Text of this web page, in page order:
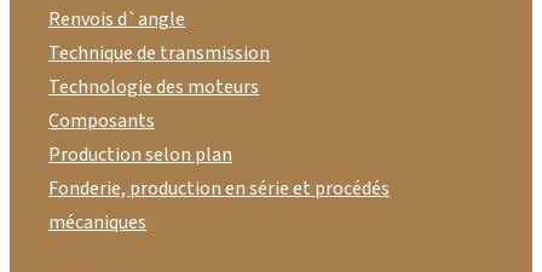
Renvois d`angle
Technique de transmission
Technologie des moteurs
Composants
Production selon plan
Fonderie, production en série et procédés
mécaniques